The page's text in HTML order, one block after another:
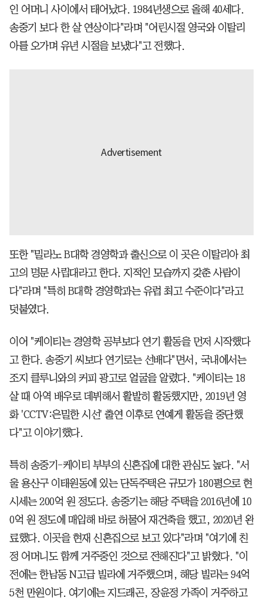
인 어머니 사이에서 태어났다. 1984년생으로 올해 40세다.
송중기 보다 한 살 연상이다"라며 "어린시절 영국와 이탈리
아를 오가며 유년 시절을 보냈다"고 전했다.
또한 "밀라노 B대학 경영학과 출신으로 이 곳은 이탈리아 최
고의 명문 사립대라고 한다. 지적인 모습까지 갖춘 사람이
다"라며 "특히 B대학 경영학과는 유럽 최고 수준이다"라고
덧붙였다.
이어 "케이티는 경영학 공부보다 연기 활동을 먼저 시작했다
고 한다. 송중기 씨보다 연기로는 선배다"면서, 국내에서는
조지 클루니와의 커피 광고로 얼굴을 알렸다. "케이티는 18
살 때 아역 배우로 데뷔해서 활발히 활동했지만, 2019년 영
화 'CCTV:은밀한 시선' 출연 이후로 연예게 활동을 중단했
다"고 이야기했다.
특히 송중기-케이티 부부의 신혼집에 대한 관심도 높다. "서
울 용산구 이태원동에 있는 단독주택은 규모가 180평으로 현
시세는 200억 원 정도다. 송중기는 해당 주택을 2016년에 10
0억 원 정도에 매입해 바로 허물어 재건축을 했고, 2020년 완
료했다. 이곳을 현재 신혼집으로 보고 있다"라며 "여기에 친
정 어머니도 함께 거주중인 것으로 전해진다"고 밝혔다. "이
전에는 한남동 N고급 빌라에 거주했으며, 해당 빌라는 94억
5천 만원이다. 여기에는 지드래곤, 장윤정 가족이 거주하고